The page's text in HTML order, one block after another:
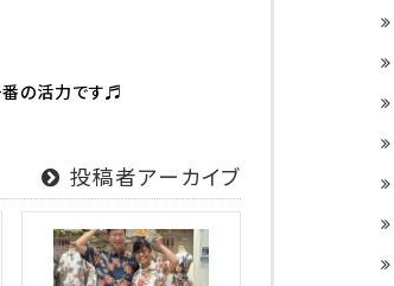
番の活力です♬
投稿者アーカイブ